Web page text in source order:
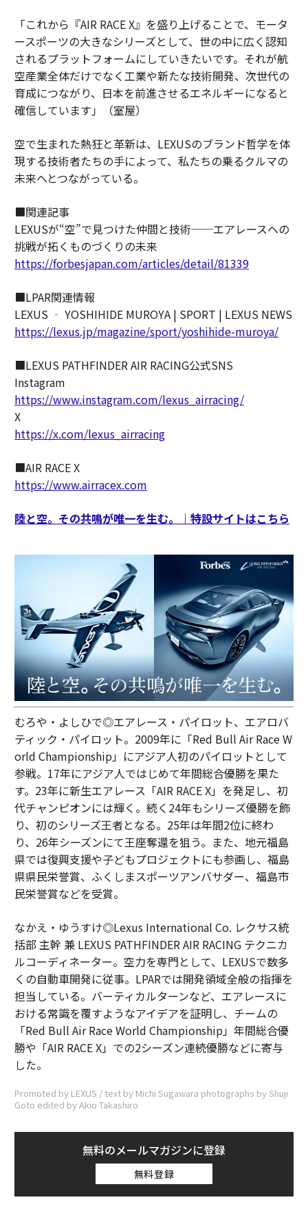
「これから『AIR RACE X』を盛り上げることで、モータ
ースポーツの大きなシリーズとして、世の中に広く認知
されるプラットフォームにしていきたいです。それが航
空産業全体だけでなく工業や新たな技術開発、次世代の
育成につながり、日本を前進させるエネルギーになると
確信しています」（室屋）
空で生まれた熱狂と革新は、LEXUSのブランド哲学を体
現する技術者たちの手によって、私たちの乗るクルマの
未来へとつながっている。
■関連記事
LEXUSが“空”で見つけた仲間と技術──エアレースへの
挑戦が拓くものづくりの未来
https://forbesjapan.com/articles/detail/81339
■LPAR関連情報
LEXUS ‐ YOSHIHIDE MUROYA | SPORT | LEXUS NEWS
https://lexus.jp/magazine/sport/yoshihide-muroya/
■LEXUS PATHFINDER AIR RACING公式SNS
Instagram
https://www.instagram.com/lexus_airracing/
X
https://x.com/lexus_airracing
■AIR RACE X
https://www.airracex.com
陸と空。その共鳴が唯一を生む。｜特設サイトはこちら
むろや・よしひで◎エアレース・パイロット、エアロバ
ティック・パイロット。2009年に「Red Bull Air Race W
orld Championship」にアジア人初のパイロットとして
参戦。17年にアジア人ではじめて年間総合優勝を果た
す。23年に新生エアレース「AIR RACE X」を発足し、初
代チャンピオンには輝く。続く24年もシリーズ優勝を飾
り、初のシリーズ王者となる。25年は年間2位に終わ
り、26年シーズンにて王座奪還を狙う。また、地元福島
県では復興支援や子どもプロジェクトにも参画し、福島
県県民栄誉賞、ふくしまスポーツアンバサダー、福島市
民栄誉賞などを受賞。
なかえ・ゆうすけ◎Lexus International Co. レクサス統
括部 主幹 兼 LEXUS PATHFINDER AIR RACING テクニカ
ルコーディネーター。空力を専門として、LEXUSで数多
くの自動車開発に従事。LPARでは開発領域全般の指揮を
担当している。バーティカルターンなど、エアレースに
おける常識を覆すようなアイデアを証明し、チームの
「Red Bull Air Race World Championship」年間総合優
勝や「AIR RACE X」での2シーズン連続優勝などに寄与
した。
Promoted by LEXUS / text by Michi Sugawara photographs by Shuji
Goto edited by Akio Takashiro
無料のメールマガジンに登録
無料登録